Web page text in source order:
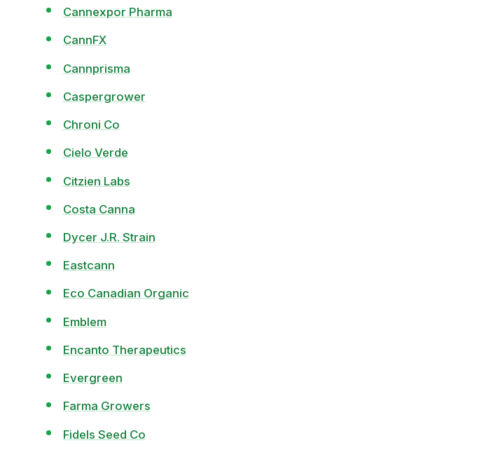
Cannexpor Pharma
CannFX
Cannprisma
Caspergrower
Chroni Co
Cielo Verde
Citzien Labs
Costa Canna
Dycer J.R. Strain
Eastcann
Eco Canadian Organic
Emblem
Encanto Therapeutics
Evergreen
Farma Growers
Fidels Seed Co